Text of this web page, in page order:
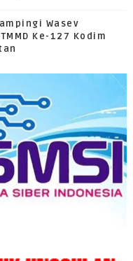
Wasev
Ke-127 Kodim